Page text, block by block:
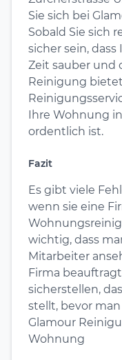
Sie sich bei
Sobald Sie sich
sicher sein,
Zeit sauber und
Reinigung
Ihre Wohnung
ordentlich ist.
Fazit
Es gibt viele
wenn sie eine
wichtig, dass
Mitarbeiter
Firma
sicherstellen,
stellt, bevor
Glamour
Wohnung